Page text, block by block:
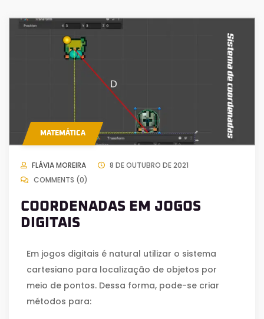
MATEMÁTICA
FLÁVIA MOREIRA
8 DE OUTUBRO DE 2021
COMMENTS (0)
COORDENADAS EM JOGOS
DIGITAIS
Em jogos digitais é natural utilizar o sistema
cartesiano para localização de objetos por
meio de pontos. Dessa forma, pode-se criar
métodos para: